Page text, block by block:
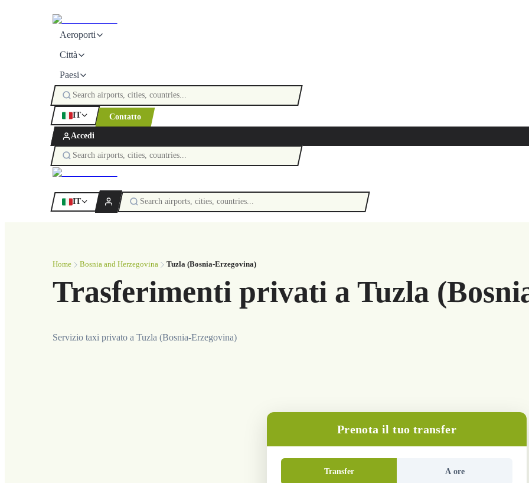
Aeroporti
Città
Paesi
IT Contatto
Accedi
IT
Home Bosnia and Herzegovina Tuzla (Bosnia-Erzegovina)
Trasferimenti privati a Tuzla
Servizio taxi privato a Tuzla (Bosnia-Erzegovina)
Prenota il tuo transfer
Transfer A ore